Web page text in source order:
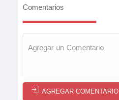
Comentarios
AGREGAR COMENTARIO